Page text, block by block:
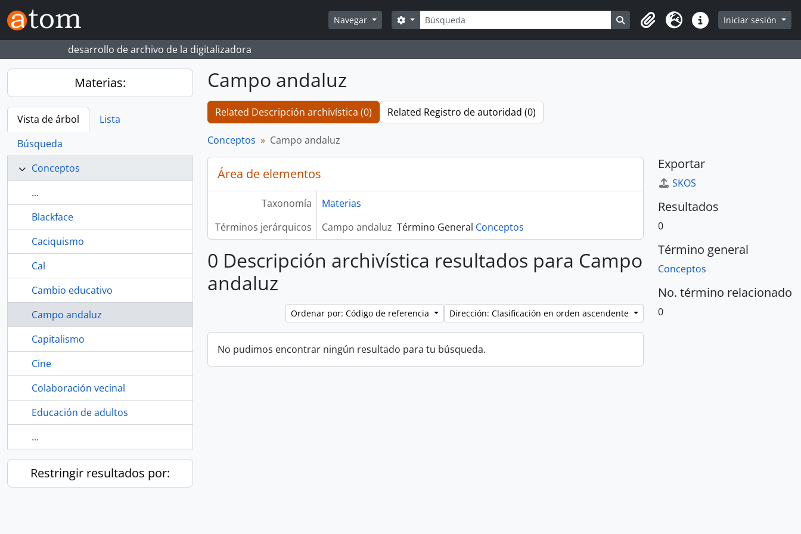
Skip to main content
Navegar
Búsqueda
Search options Search in browse page
Portapapeles
Idioma Enlaces rápidos
Iniciar sesión
desarrollo de archivo de la digitalizadora
Materias:
Vista de árbol
Lista
Búsqueda
Conceptos
...
Blackface
Caciquismo
Cal
Cambio educativo
Campo andaluz
Capitalismo
Cine
Colaboración vecinal
Educación de adultos
...
Restringir resultados por:
Campo andaluz
Related Descripción archivística (0) Related Registro de autoridad (0)
Conceptos Campo andaluz
Área de elementos
Taxonomía
Materias
Términos jerárquicos
Campo andaluz Término General Conceptos
0 Descripción archivística resultados para Campo
andaluz
Ordenar por: Código de referencia Dirección: Clasificación en orden ascendente
No pudimos encontrar ningún resultado para tu búsqueda.
Exportar
SKOS
Resultados
0
Término general
Conceptos
No. término relacionado
0